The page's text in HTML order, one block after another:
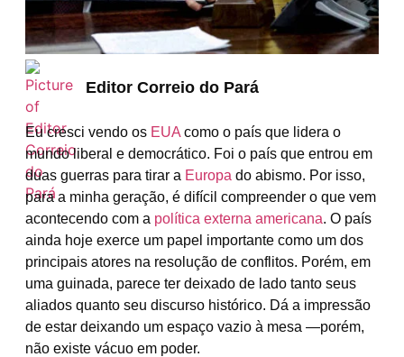
Editor Correio do Pará
Eu cresci vendo os EUA como o país que lidera o
mundo liberal e democrático. Foi o país que entrou em
duas guerras para tirar a Europa do abismo. Por isso,
para a minha geração, é difícil compreender o que vem
acontecendo com a política externa americana. O país
ainda hoje exerce um papel importante como um dos
principais atores na resolução de conflitos. Porém, em
uma guinada, parece ter deixado de lado tanto seus
aliados quanto seu discurso histórico. Dá a impressão
de estar deixando um espaço vazio à mesa —porém,
não existe vácuo em poder.